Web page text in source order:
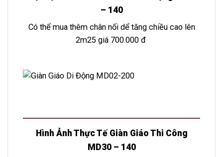
– 140
Có thể mua thêm chân nối dể tăng chiều cao lên
2m25 giá 700.000 đ
Hình Ảnh Thực Tế Giàn Giáo Thi Công
MD30 – 140